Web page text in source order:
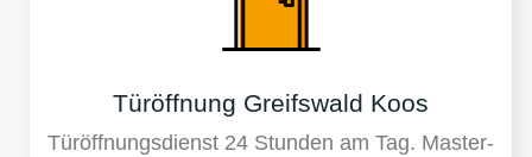
Türöffnung Greifswald Koos
Türöffnungsdienst 24 Stunden am Tag. Master-